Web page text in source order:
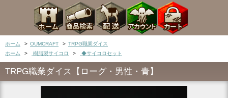
ホーム > OUMCRAFT > TRPG職業ダイス
ホーム
> 樹脂製サイコロ > ◆サイコロセット
TRPG職業ダイス【ローグ・男性・青】